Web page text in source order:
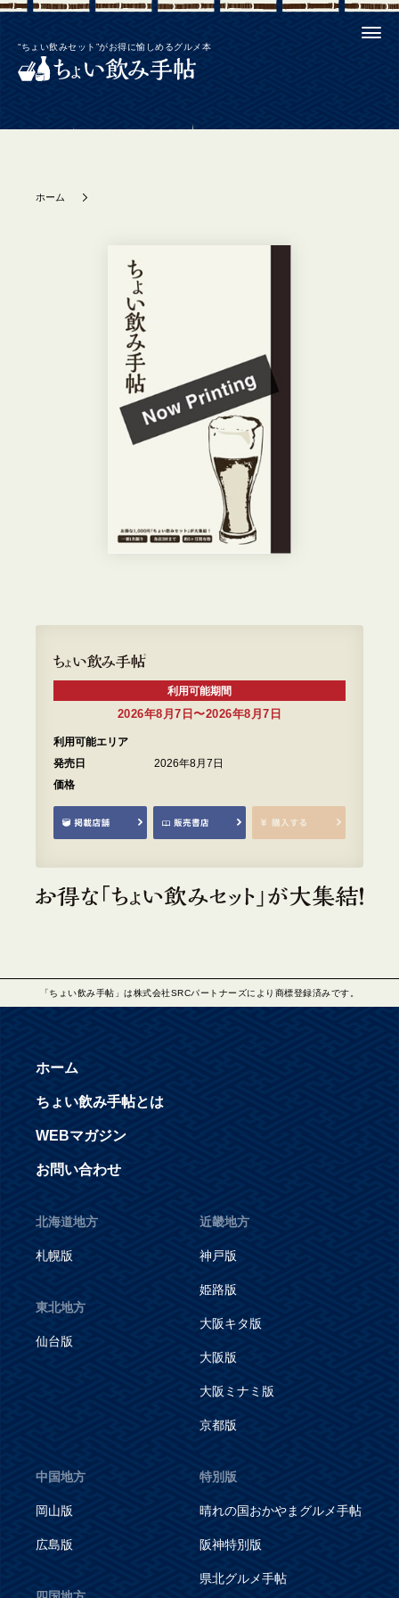
“ちょい飲みセット”がお得に愉しめるグルメ本
ホーム
利用可能期間
2026年8月7日〜2026年8月7日
利用可能エリア
発売日
2026年8月7日
価格
「ちょい飲み手帖」は株式会社SRCパートナーズにより商標登録済みです。
ホーム
ちょい飲み手帖とは
WEBマガジン
お問い合わせ
北海道地方
札幌版
東北地方
仙台版
近畿地方
神戸版
姫路版
大阪キタ版
大阪版
大阪ミナミ版
京都版
中国地方
岡山版
広島版
特別版
晴れの国おかやまグルメ手帖
阪神特別版
県北グルメ手帖